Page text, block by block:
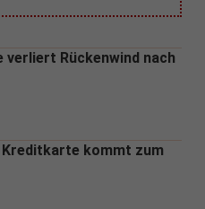
verliert Rückenwind nach
Kreditkarte kommt zum